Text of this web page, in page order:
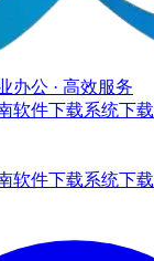
办公 · 高效服务
软件下载系统下载
软件下载系统下载